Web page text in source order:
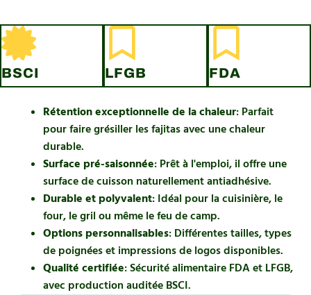
BSCI LFGB FDA
Rétention exceptionnelle de la chaleur: Parfait
pour faire grésiller les fajitas avec une chaleur
durable.
Surface pré-saisonnée: Prêt à l'emploi, il offre une
surface de cuisson naturellement antiadhésive.
Durable et polyvalent: Idéal pour la cuisinière, le
four, le gril ou même le feu de camp.
Options personnalisables: Différentes tailles, types
de poignées et impressions de logos disponibles.
Qualité certifiée: Sécurité alimentaire FDA et LFGB,
avec production auditée BSCI.